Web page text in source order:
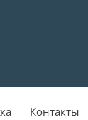
Контакты